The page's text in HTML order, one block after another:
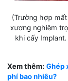
(Trường hợp
xương nghiêm
khi cấy
Xem thêm: Ghép
phí bao nhiêu?